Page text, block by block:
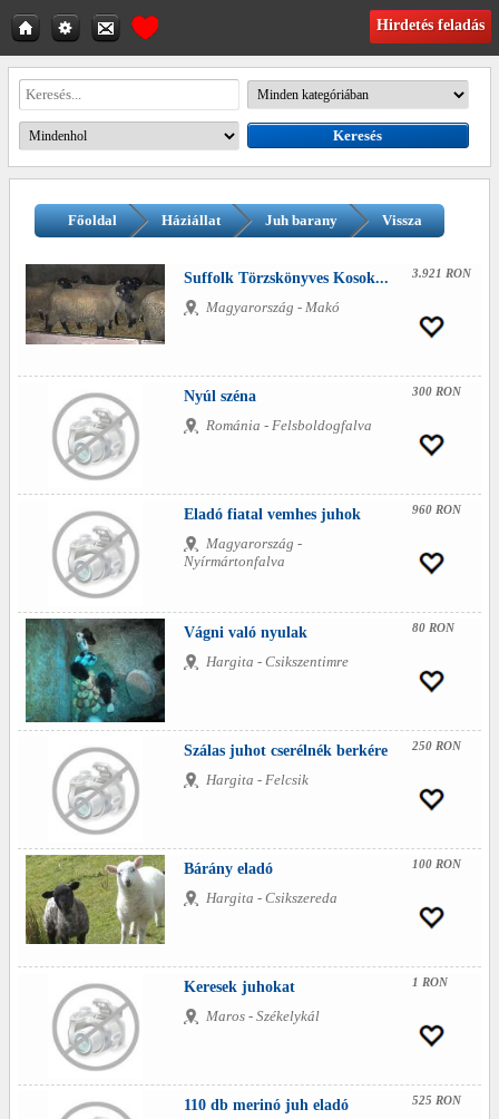
Hirdetés feladás
Főoldal Háziállat Juh barany Vissza
Suffolk Törzskönyves Kosok...
Magyarország - Makó
3.921 RON
Nyúl széna
Románia - Felsboldogfalva
300 RON
Eladó fiatal vemhes juhok
Magyarország -
Nyírmártonfalva
960 RON
Vágni való nyulak
Hargita - Csikszentimre
80 RON
Szálas juhot cserélnék berkére
Hargita - Felcsik
250 RON
Bárány eladó
Hargita - Csikszereda
100 RON
Keresek juhokat
Maros - Székelykál
1 RON
110 db merinó juh eladó
525 RON